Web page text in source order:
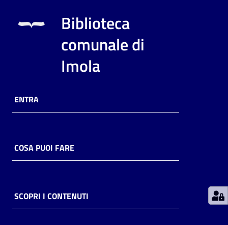
Piani
Patto
lettura
Seguici
su
Biblioteca
comunale di
Imola
ENTRA
COSA PUOI FARE
SCOPRI I CONTENUTI